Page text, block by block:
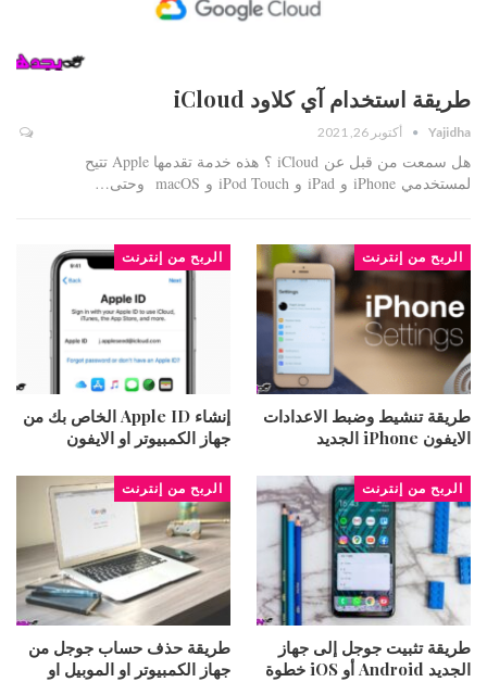
طريقة استخدام آي كلاود iCloud
Yajidha أكتوبر 26, 2021
هل سمعت من قبل عن iCloud ؟ هذه خدمة تقدمها Apple تتيح
لمستخدمي iPhone و iPad و iPod Touch و macOS وحتى…
الربح من إنترنت
طريقة تنشيط وضبط الاعدادات
الايفون iPhone الجديد
الربح من إنترنت
إنشاء Apple ID الخاص بك من
جهاز الكمبيوتر او الايفون
الربح من إنترنت
طريقة تثبيت جوجل إلى جهاز
الجديد Android أو iOS خطوة
الربح من إنترنت
طريقة حذف حساب جوجل من
جهاز الكمبيوتر او الموبيل او